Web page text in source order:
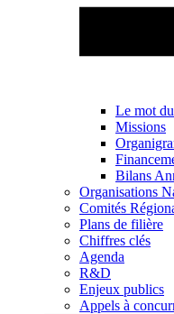
Le mot
Missions
Bilans
Organisations
Comités
Plans de filière
Chiffres clés
Agenda
R&D
Enjeux publics
Appels à